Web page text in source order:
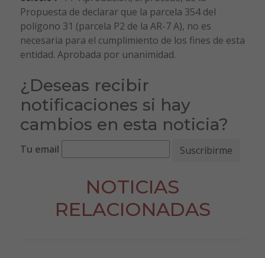
Propuesta de declarar que la parcela 354 del
polígono 31 (parcela P2 de la AR-7 A), no es
necesaria para el cumplimiento de los fines de esta
entidad. Aprobada por unanimidad.
¿Deseas recibir
notificaciones si hay
cambios en esta noticia?
Tu email
NOTICIAS
RELACIONADAS